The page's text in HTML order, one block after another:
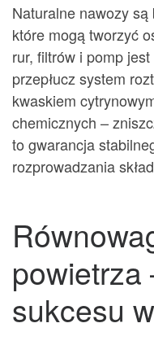
Naturalne nawozy
które mogą tworzyć
rur, filtrów i pomp
przepłucz system
kwaskiem
chemicznych –
to gwarancja
rozprowadzania
powietrza
sukcesu